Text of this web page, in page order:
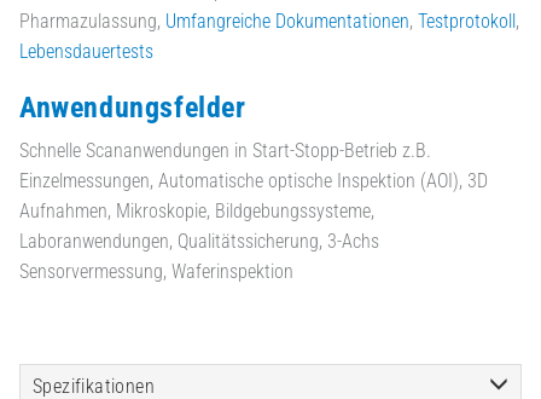
Pharmazulassung, Umfangreiche Dokumentationen, Testprotokoll ,
Lebensdauertests
Anwendungsfelder
Schnelle Scananwendungen in Start-Stopp-Betrieb z.B.
Einzelmessungen, Automatische optische Inspektion (AOI), 3D
Aufnahmen, Mikroskopie, Bildgebungssysteme,
Laboranwendungen, Qualitätssicherung, 3-Achs
Sensorvermessung, Waferinspektion
Spezifikationen